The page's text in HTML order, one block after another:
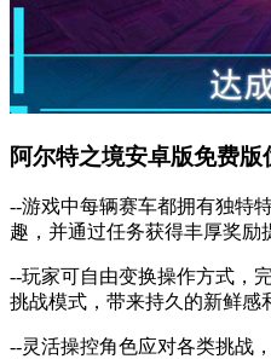
阿尔特之境安卓版免费版
--游戏中每辆赛车都拥有独特
趣，并通过任务获得丰厚奖励
--玩家可自由变换操作方式，
挑战模式，带来持久的新鲜感
--灵活操控角色应对各类挑战